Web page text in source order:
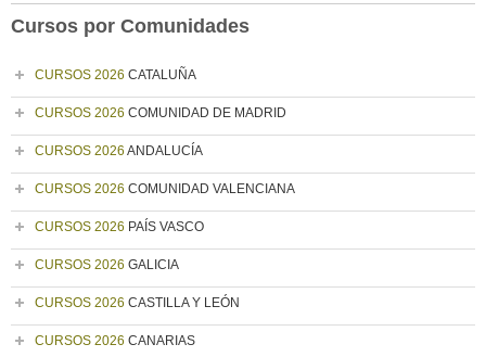
Cursos por Comunidades
CURSOS 2026 CATALUÑA
CURSOS 2026 COMUNIDAD DE MADRID
CURSOS 2026 ANDALUCÍA
CURSOS 2026 COMUNIDAD VALENCIANA
CURSOS 2026 PAÍS VASCO
CURSOS 2026 GALICIA
CURSOS 2026 CASTILLA Y LEÓN
CURSOS 2026 CANARIAS